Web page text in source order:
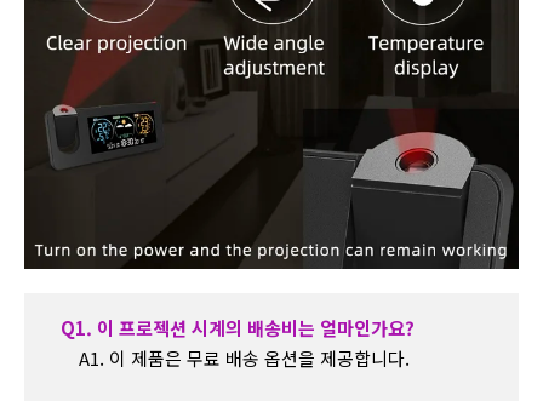
Q1. 이 프로젝션 시계의 배송비는 얼마인가요?
A1. 이 제품은 무료 배송 옵션을 제공합니다.